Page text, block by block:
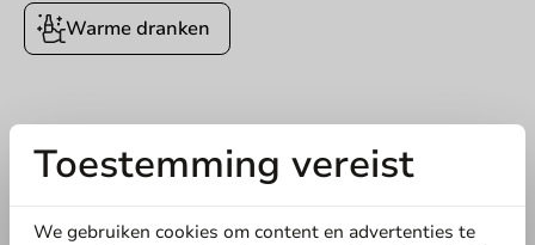
Warme dranken
Toestemming vereist
We gebruiken cookies om content en advertenties te